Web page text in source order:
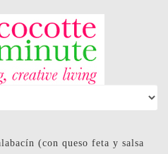
(con queso feta y salsa